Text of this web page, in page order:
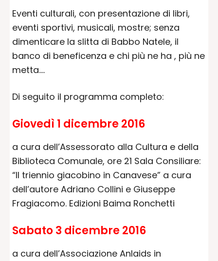
Eventi culturali, con presentazione di libri,
eventi sportivi, musicali, mostre; senza
dimenticare la slitta di Babbo Natele, il
banco di beneficenza e chi più ne ha , più ne
metta….
Di seguito il programma completo:
Giovedì 1 dicembre 2016
a cura dell’Assessorato alla Cultura e della
Biblioteca Comunale, ore 21 Sala Consiliare:
“Il triennio giacobino in Canavese” a cura
dell’autore Adriano Collini e Giuseppe
Fragiacomo. Edizioni Baima Ronchetti
Sabato 3 dicembre 2016
a cura dell’Associazione Anlaids in